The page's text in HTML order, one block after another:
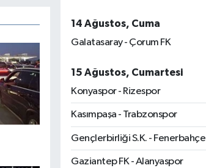
14 Ağustos, Cuma
Galatasaray - Çorum FK
15 Ağustos, Cumartesi
Konyaspor - Rizespor
Kasımpaşa - Trabzonspor
Gençlerbirliği S.K. - Fenerbahçe
Gaziantep FK - Alanyaspor